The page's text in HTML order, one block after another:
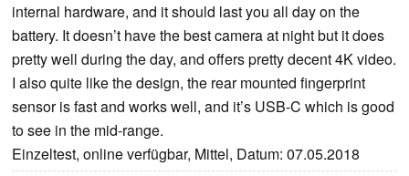
internal hardware, and it should last you all day on the
battery. It doesn’t have the best camera at night but it does
pretty well during the day, and offers pretty decent 4K video.
I also quite like the design, the rear mounted fingerprint
sensor is fast and works well, and it’s USB-C which is good
to see in the mid-range.
Einzeltest, online verfügbar, Mittel, Datum: 07.05.2018